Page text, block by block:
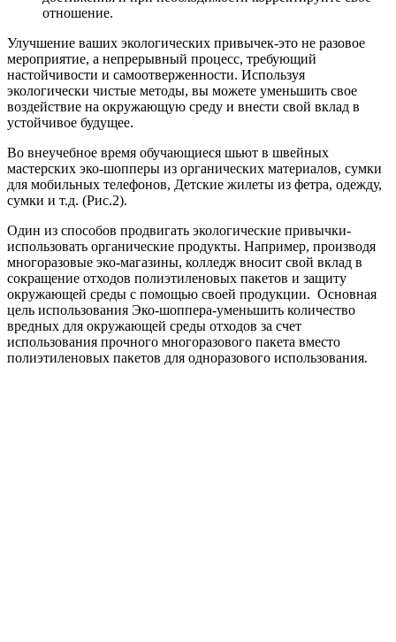
отношение.
Улучшение ваших экологических привычек-это не разовое
мероприятие, а непрерывный процесс, требующий
настойчивости и самоотверженности. Используя
экологически чистые методы, вы можете уменьшить свое
воздействие на окружающую среду и внести свой вклад в
устойчивое будущее.
Во внеучебное время обучающиеся шьют в швейных
мастерских эко-шопперы из органических материалов, сумки
для мобильных телефонов, Детские жилеты из фетра, одежду,
сумки и т.д. (Рис.2).
Один из способов продвигать экологические привычки-
использовать органические продукты. Например, производя
многоразовые эко-магазины, колледж вносит свой вклад в
сокращение отходов полиэтиленовых пакетов и защиту
окружающей среды с помощью своей продукции. Основная
цель использования Эко-шоппера-уменьшить количество
вредных для окружающей среды отходов за счет
использования прочного многоразового пакета вместо
полиэтиленовых пакетов для одноразового использования.